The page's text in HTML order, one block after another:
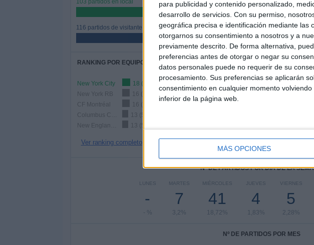
para publicidad y contenido personalizado,
desarrollo de servicios. Con su permiso,
geográfica precisa e identificación mediante las
otorgarnos su consentimiento a nosotros y a
previamente descrito. De forma alternativa,
preferencias antes de otorgar o negar su
datos personales puede no requerir de su
procesamiento. Sus preferencias se aplicarán
consentimiento en cualquier momento
inferior de la página web.
MÁS OPCIONES
103 partidos en local
47,03%
116 partidos de visitante
52,97%
RANKING POR EQUIPOS
New York City
18 (8,22%)
New York RB
16 (7,31%)
CF Montréal
16 (7,31%)
13 (5,94%)
13 (5,94%)
Ver ranking completo
RANKING POR
Ver ranking
Nº DE PARTIDOS POR DÍA DE LA
LUNES
-
- %
MARTES
7
3,2%
MIÉRCOLES
41
18,72%
JUEVES
4
1,83%
VIERNES
5
2,28%
Nº DE PARTIDOS POR MES